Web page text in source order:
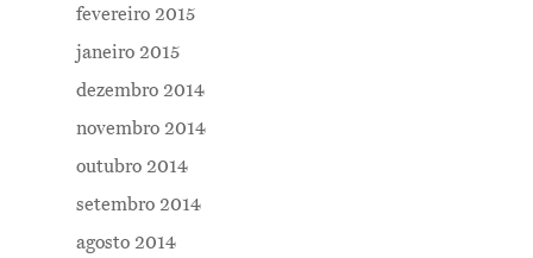
fevereiro 2015
janeiro 2015
dezembro 2014
novembro 2014
outubro 2014
setembro 2014
agosto 2014